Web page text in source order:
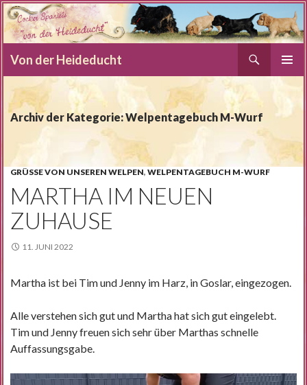
Von der Heideducht
ZUM
INHALT
Archiv der Kategorie: Welpentagebuch M-Wurf
GRÜSSE VON UNSEREN WELPEN , WELPENTAGEBUCH M-WURF
MARTHA IM NEUEN
ZUHAUSE
11. JUNI 2022
Martha ist bei Tim und Jenny im Harz, in Goslar, eingezogen.
Alle verstehen sich gut und Martha hat sich gut eingelebt.
Tim und Jenny freuen sich sehr über Marthas schnelle
Auffassungsgabe.